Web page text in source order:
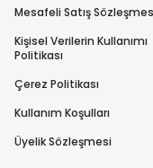
Mesafeli Satış
Kişisel Verilerin Kullanımı
Politikası
Çerez Politikası
Kullanım Koşulları
Üyelik Sözleşmesi